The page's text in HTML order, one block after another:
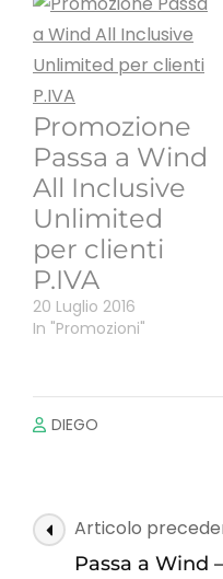
Promozione
Passa a Wind
All Inclusive
Unlimited
per clienti
P.IVA
20 Luglio 2016
In "Promozioni"
DIEGO
Navigazione
articoli
Articolo
Passa a Wind